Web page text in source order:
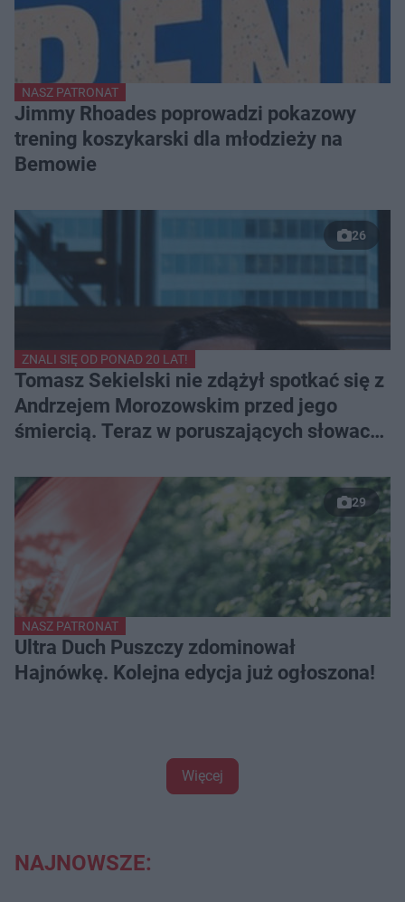
NASZ PATRONAT
Jimmy Rhoades poprowadzi pokazowy
trening koszykarski dla młodzieży na
Bemowie
26
ZNALI SIĘ OD PONAD 20 LAT!
Tomasz Sekielski nie zdążył spotkać się z
Andrzejem Morozowskim przed jego
śmiercią. Teraz w poruszających słowach
29
NASZ PATRONAT
Ultra Duch Puszczy zdominował
Hajnówkę. Kolejna edycja już ogłoszona!
Więcej
NAJNOWSZE: